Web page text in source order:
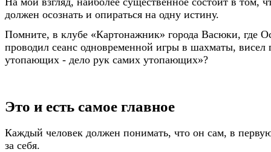
должен осознать и опираться на одну истину.
Помните, в клубе «Картонажник» города Васюки, где
проводил сеанс одновременной игры в шахматы, висел
утопающих - дело рук самих утопающих»?
Это и есть самое главное
Каждый человек должен понимать, что он сам, в первую
за себя.